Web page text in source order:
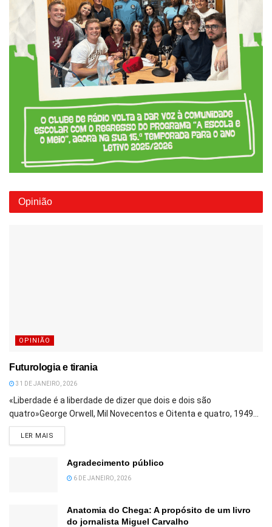
Opinião
OPINIÃO
Futurologia e tirania
31 DE JANEIRO, 2026
«Liberdade é a liberdade de dizer que dois e dois são
quatro»George Orwell, Mil Novecentos e Oitenta e quatro, 1949...
LER MAIS
Agradecimento público
6 DE JANEIRO, 2026
Anatomia do Chega: A propósito de um livro
do jornalista Miguel Carvalho